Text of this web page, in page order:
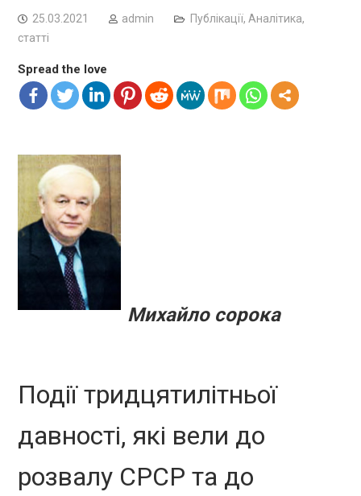
25.03.2021 admin Публікації, Аналітика,
статті
Spread the love
Михайло сорока
Події тридцятилітньої
давності, які вели до
розвалу СРСР та до